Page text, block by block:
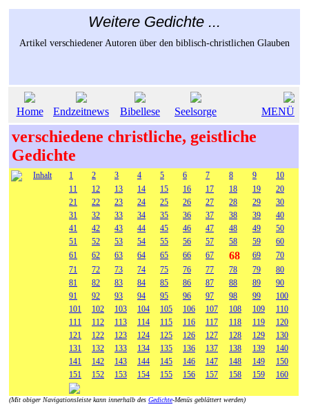
Weitere Gedichte ...
Artikel verschiedener Autoren über den biblisch-christlichen Glauben
Home Endzeitnews Bibellese Seelsorge MENÜ
verschiedene christliche, geistliche
Gedichte
Inhalt 1 2 3 4 5 6 7 8 9
10
11
12 13 14 15 16 17 18 19
20
21
22 23 24 25 26 27 28 29
30
31
32 33 34 35 36 37 38 39
40
41
42 43 44 45 46 47 48 49
50
51
52 53 54 55 56 57 58 59
60
61
62 63 64 65 66 67 68 69
70
71
72 73 74 75 76 77 78 79
80
81
82 83 84 85 86 87 88 89
90
91
92 93 94 95 96 97 98 99
100
101
102 103 104 105 106 107 108 109
110
111
112 113 114 115 116 117 118 119
120
121
122 123 124 125 126 127 128 129
130
131
132 133 134 135 136 137 138 139
140
141
142 143 144 145 146 147 148 149
150
151
152 153 154 155 156 157 158 159 160
(Mit obiger Navigationsleiste kann innerhalb des Gedichte-Menüs geblättert werden)